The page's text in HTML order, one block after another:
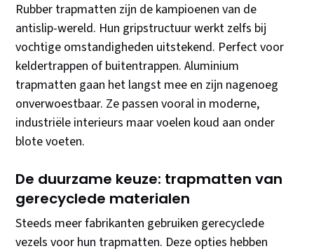
Rubber trapmatten zijn de kampioenen van de
antislip-wereld. Hun gripstructuur werkt zelfs bij
vochtige omstandigheden uitstekend. Perfect voor
keldertrappen of buitentrappen. Aluminium
trapmatten gaan het langst mee en zijn nagenoeg
onverwoestbaar. Ze passen vooral in moderne,
industriële interieurs maar voelen koud aan onder
blote voeten.
De duurzame keuze: trapmatten van
gerecyclede materialen
Steeds meer fabrikanten gebruiken gerecyclede
vezels voor hun trapmatten. Deze opties hebben